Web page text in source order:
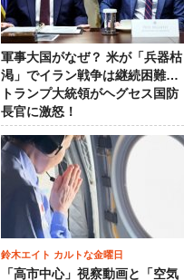
軍事大国がなぜ？ 米が「兵器枯
渇」でイラン戦争は継続困難…
トランプ大統領がヘグセス国防
長官に激怒！
鈴木エイト カルトな金曜日
「高市中心」視察動画と「空気